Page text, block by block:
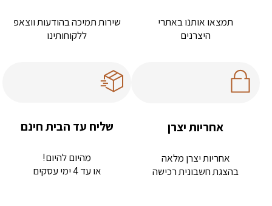
תמצאו אותנו באתרי
היצרנים
שירות תמיכה בהודעות ווצאפ
ללקוחותינו
אחריות יצרן
אחריות יצרן מלאה
בהצגת חשבונית רכישה
שליח עד הבית חינם
מהיום להיום!
או עד 4 ימי עסקים